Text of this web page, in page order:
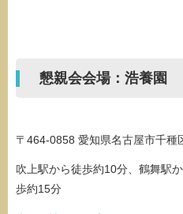
懇親会会場：浩養園
〒464-0858 愛知県名古屋市千種
吹上駅から徒歩約10分、鶴舞駅
歩約15分